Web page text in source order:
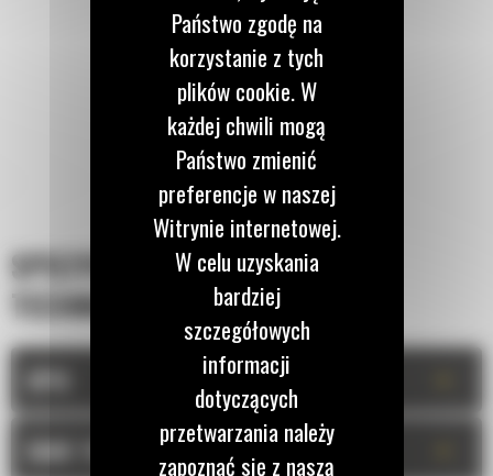
SPECYFIKACJA
TECHNICZNA
DANE TECHNICZNE
Państwo zgodę na
korzystanie z tych
plików cookie. W
każdej chwili mogą
Państwo zmienić
preferencje w naszej
Witrynie internetowej.
W celu uzyskania
bardziej
szczegółowych
informacji
dotyczących
przetwarzania należy
zapoznać się z naszą